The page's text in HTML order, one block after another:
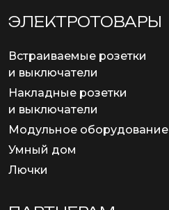
ЭЛЕКТРОТОВАРЫ
Встраиваемые розетки
и выключатели
Накладные розетки
и выключатели
Модульное оборудование
Умный дом
Лючки